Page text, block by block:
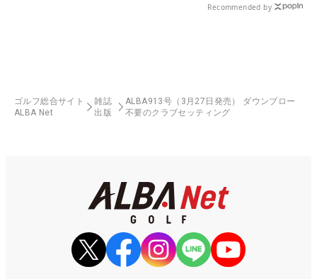
Recommended by
ゴルフ総合サイト
ALBA Net
雑誌
出版
ALBA913号（3月27日発売） ダウンブロー
不要のクラブセッティング